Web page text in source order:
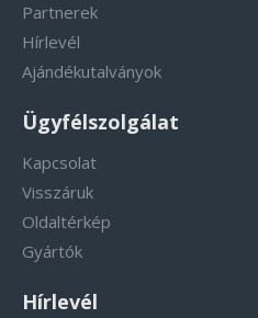
Partnerek
Hírlevél
Ajándékutalványok
Ügyfélszolgálat
Kapcsolat
Visszáruk
Oldaltérkép
Gyártók
Hírlevél